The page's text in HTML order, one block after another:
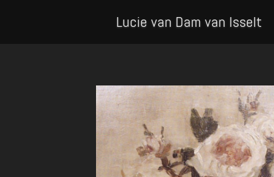
Lucie van Dam van Isselt